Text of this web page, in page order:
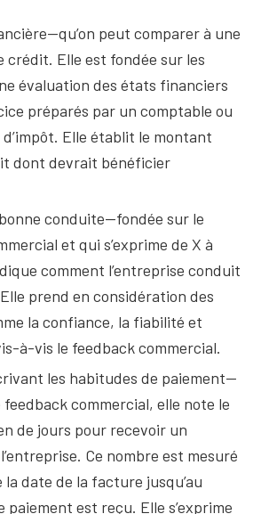
peut comparer à une
crédit. Elle est fondée sur les
évaluation des états financiers
préparés par un comptable ou
Elle établit le montant
dont devrait bénéficier
conduite—fondée sur le
et qui s’exprime de X à
comment l’entreprise conduit
prend en considération des
la confiance, la fiabilité et
à-vis le feedback commercial.
les habitudes de paiement—
commercial, elle note le
de jours pour recevoir un
Ce nombre est mesuré
date de la facture jusqu’au
paiement est reçu. Elle s’exprime